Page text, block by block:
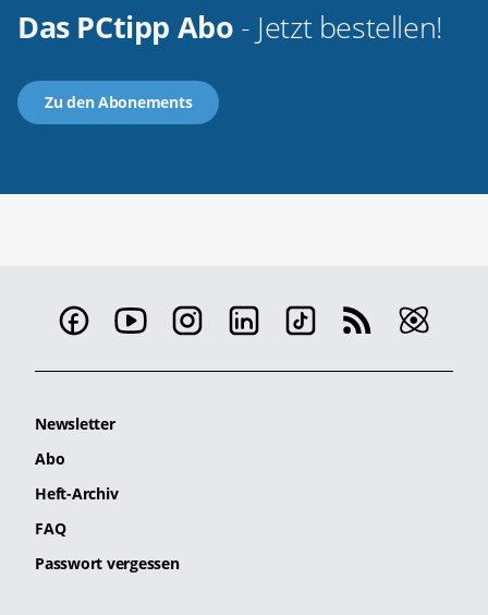
Das PCtipp Abo - Jetzt bestellen!
Zu den Abonements
Newsletter
Abo
Heft-Archiv
FAQ
Passwort vergessen